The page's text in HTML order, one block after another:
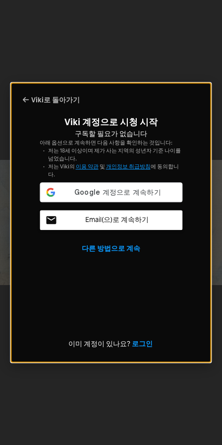
Viki로 돌아가기
Viki 계정으로 시청 시작
구독할 필요가 없습니다
아래 옵션으로 계속하면 다음 사항을 확인하는 것입니다:
저는 18세 이상이며 제가 사는 지역의 성년자 기준 나이를
넘었습니다.
저는 Viki의 이용 약관및 개인정보 취급방침에 동의합니
다.
Email(으)로 계속하기
다른 방법으로 계속
이미 계정이 있나요? 로그인